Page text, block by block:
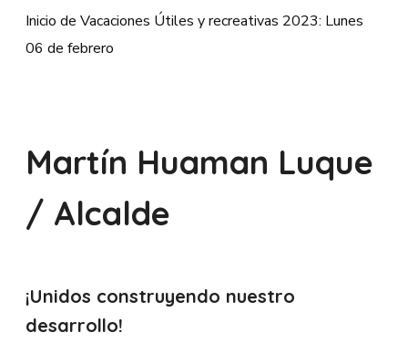
Inicio de Vacaciones Útiles y recreativas 2023: Lunes
06 de febrero
Martín Huaman Luque
/ Alcalde
¡Unidos construyendo nuestro
desarrollo!